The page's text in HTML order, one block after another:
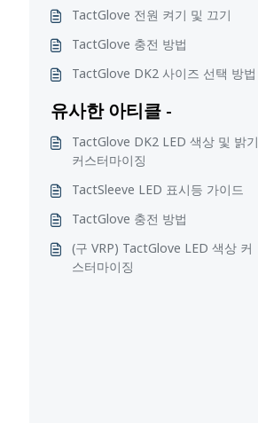
TactGlove 전원 켜기 및 끄기
TactGlove 충전 방법
TactGlove DK2 사이즈 선택 방법
유사한 아티클 -
TactGlove DK2 LED 색상 및 밝기
커스터마이징
TactSleeve LED 표시등 가이드
TactGlove 충전 방법
(구 VRP) TactGlove LED 색상 커
스터마이징